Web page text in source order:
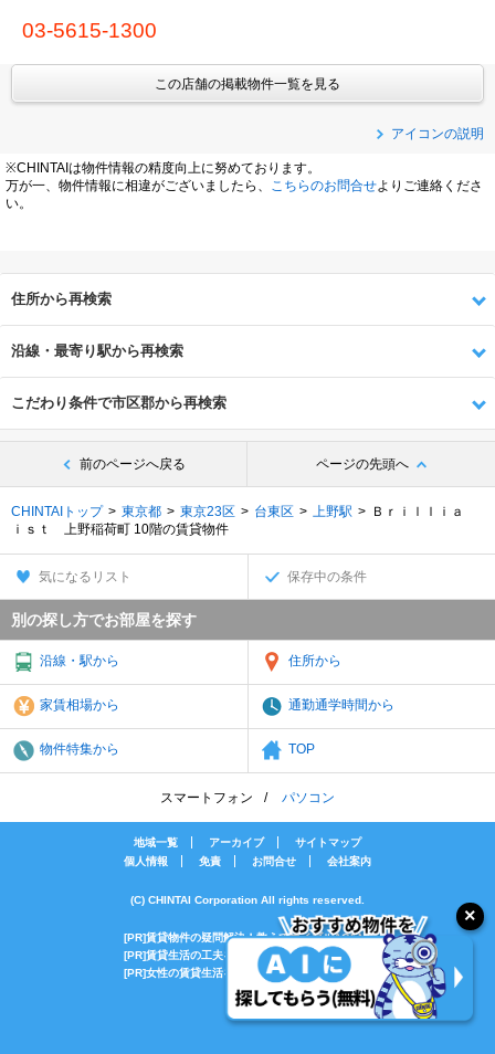
03-5615-1300
この店舗の掲載物件一覧を見る
アイコンの説明
※CHINTAIは物件情報の精度向上に努めております。
万が一、物件情報に相違がございましたら、
こちらのお問合せよりご連絡くださ
い。
住所から再検索
沿線・最寄り駅から再検索
こだわり条件で市区郡から再検索
前のページへ戻る ページの先頭へ
CHINTAIトップ 東京都 東京23区 台東区 上野駅
Ｂｒｉｌｌｉａ
ｉｓｔ 上野稲荷町 10階の賃貸物件
気になるリスト 保存中の条件
別の探し方でお部屋を探す
沿線・駅から 住所から
家賃相場から 通勤通学時間から
物件特集から TOP
スマートフォン パソコン
地域一覧 アーカイブ
サイトマップ
個人情報
免責 お問合せ 会社案内
(C) CHINTAI Corporation All rights reserved.
[PR]賃貸物件の疑問解決！教えてエイブルAGENT
[PR]賃貸生活の工夫を紹介！CHINTAI情報局
[PR]女性の賃貸生活を応援！Woman.CHINTAI